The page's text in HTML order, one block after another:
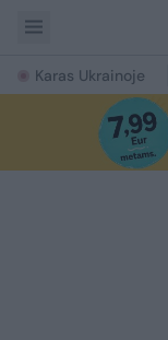
Karas Ukrainoje